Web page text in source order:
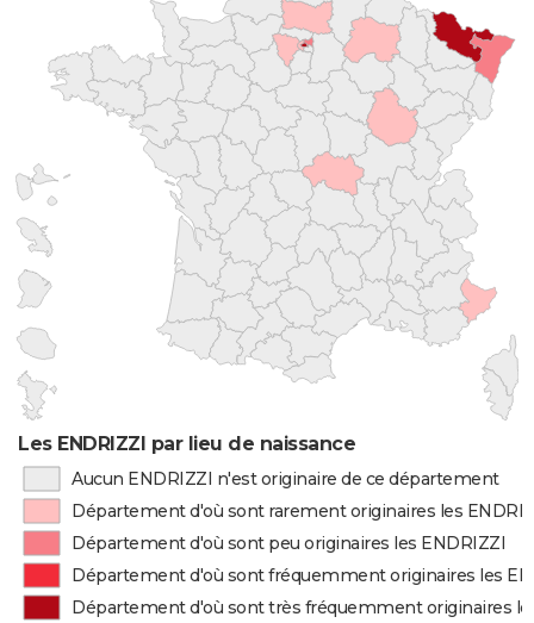
Les ENDRIZZI par lieu de naissance
Aucun ENDRIZZI n'est originaire de ce département
Département d'où sont rarement originaires les
Département d'où sont peu originaires les ENDRIZZI
Département d'où sont fréquemment originaires les
Département d'où sont très fréquemment originaires